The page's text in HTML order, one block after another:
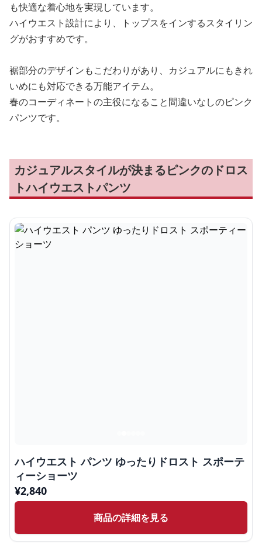
も快適な着心地を実現しています。
ハイウエスト設計により、トップスをインするスタイリン
グがおすすめです。
裾部分のデザインもこだわりがあり、カジュアルにもきれ
いめにも対応できる万能アイテム。
春のコーディネートの主役になること間違いなしのピンク
パンツです。
カジュアルスタイルが決まるピンクのドロス
トハイウエストパンツ
ハイウエスト パンツ ゆったりドロスト スポーテ
ィーショーツ
¥2,840
商品の詳細を見る